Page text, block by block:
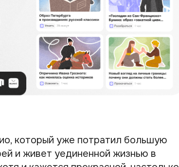
который уже потратил большую
и живет уединенной жизнью в